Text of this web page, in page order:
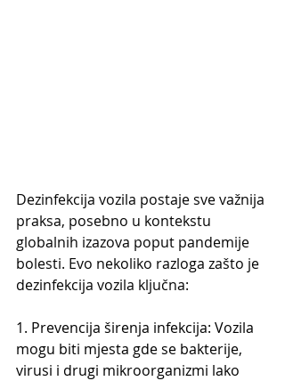
Dezinfekcija vozila postaje sve važnija
praksa, posebno u kontekstu
globalnih izazova poput pandemije
bolesti. Evo nekoliko razloga zašto je
dezinfekcija vozila ključna:
1. Prevencija širenja infekcija: Vozila
mogu biti mjesta gde se bakterije,
virusi i drugi mikroorganizmi lako